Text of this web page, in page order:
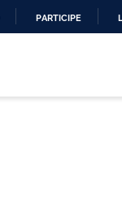
PARTICIPE